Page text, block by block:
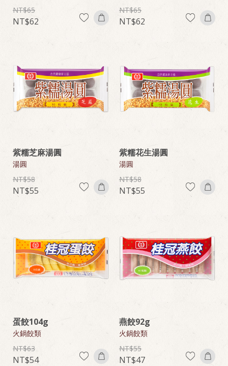
65
62
65
62
紫糯芝麻湯圓
湯圓
58
55
紫糯花生湯圓
湯圓
58
55
蛋餃104g
火鍋餃類
63
54
燕餃92g
火鍋餃類
55
47